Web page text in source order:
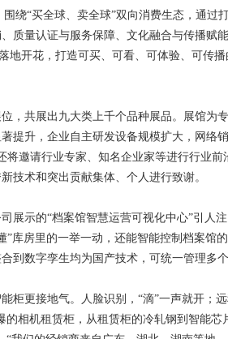
“买全球、卖全球”双向消费生态，通过
质量认证与服务保障、文化融合与传播赋
地开花，打造可买、可看、可体验、可传
共展出九大类上千个品种展品。展馆为
提升，企业自主研发设备规模扩大，网络
将邀请行业专家、知名企业家等进行行业前
技术和突出贡献集体、个人进行致谢。
示的“档案馆智慧运营可视化中心”引人
库房里的一举一动，还能智能控制档案馆
到数字孪生均为国产技术，可统一管理多个
更接地气。人脸识别，“滴”一声就开；
相机租赁柜，从租赁柜的冷轧钢到智能芯